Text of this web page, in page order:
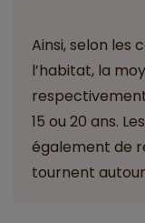
Ainsi, selon les
l’habitat, la
15 ou 20 ans.
également de
tournent autour